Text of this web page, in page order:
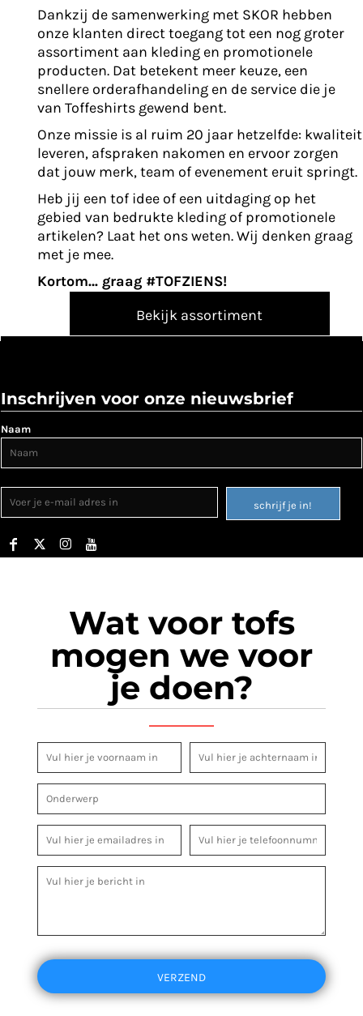
Dankzij de samenwerking met SKOR hebben
onze klanten direct toegang tot een nog groter
assortiment aan kleding en promotionele
producten. Dat betekent meer keuze, een
snellere orderafhandeling en de service die je
van Toffeshirts gewend bent.
Onze missie is al ruim 20 jaar hetzelfde: kwaliteit
leveren, afspraken nakomen en ervoor zorgen
dat jouw merk, team of evenement eruit springt.
Heb jij een tof idee of een uitdaging op het
gebied van bedrukte kleding of promotionele
artikelen? Laat het ons weten. Wij denken graag
met je mee.
Kortom… graag #TOFZIENS!
Bekijk assortiment
Inschrijven voor onze nieuwsbrief
Naam
schrijf je in!
Wat voor tofs
mogen we voor
je doen?
VERZEND